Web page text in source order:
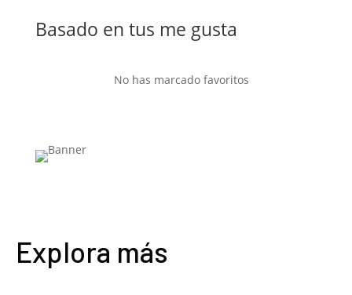
Basado en tus me gusta
No has marcado favoritos
Explora más